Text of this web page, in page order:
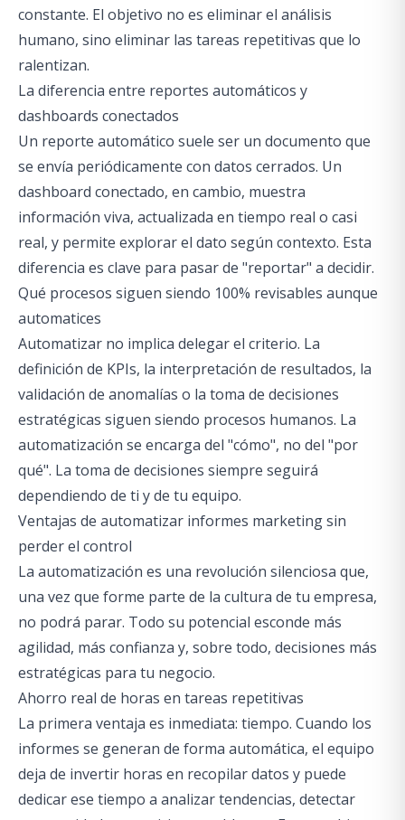
constante. El objetivo no es eliminar el análisis
humano, sino eliminar las tareas repetitivas que lo
ralentizan.
La diferencia entre reportes automáticos y
dashboards conectados
Un reporte automático suele ser un documento que
se envía periódicamente con datos cerrados. Un
dashboard conectado, en cambio, muestra
información viva, actualizada en tiempo real o casi
real, y permite explorar el dato según contexto. Esta
diferencia es clave para pasar de "reportar" a decidir.
Qué procesos siguen siendo 100% revisables aunque
automatices
Automatizar no implica delegar el criterio. La
definición de KPIs, la interpretación de resultados, la
validación de anomalías o la toma de decisiones
estratégicas siguen siendo procesos humanos. La
automatización se encarga del "cómo", no del "por
qué". La toma de decisiones siempre seguirá
dependiendo de ti y de tu equipo.
Ventajas de automatizar informes marketing sin
perder el control
La automatización es una revolución silenciosa que,
una vez que forme parte de la cultura de tu empresa,
no podrá parar. Todo su potencial esconde más
agilidad, más confianza y, sobre todo, decisiones más
estratégicas para tu negocio.
Ahorro real de horas en tareas repetitivas
La primera ventaja es inmediata: tiempo. Cuando los
informes se generan de forma automática, el equipo
deja de invertir horas en recopilar datos y puede
dedicar ese tiempo a analizar tendencias, detectar